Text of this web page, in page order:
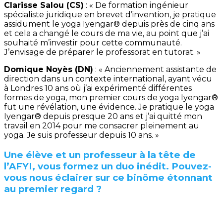
Clarisse Salou (CS) : « De formation ingénieur
spécialiste juridique en brevet d’invention, je pratique
assidument le yoga Iyengar® depuis près de cinq ans
et cela a changé le cours de ma vie, au point que j’ai
souhaité m’investir pour cette communauté.
J’envisage de préparer le professorat en tutorat. »
Domique Noyès (DN) : « Anciennement assistante de
direction dans un contexte international, ayant vécu
à Londres 10 ans où j’ai expérimenté différentes
formes de yoga, mon premier cours de yoga Iyengar®
fut une révélation, une évidence. Je pratique le yoga
Iyengar® depuis presque 20 ans et j’ai quitté mon
travail en 2014 pour me consacrer pleinement au
yoga. Je suis professeur depuis 10 ans. »
Une élève et un professeur à la tête de
l’AFYI, vous formez un duo inédit. Pouvez-
vous nous éclairer sur ce binôme étonnant
au premier regard ?